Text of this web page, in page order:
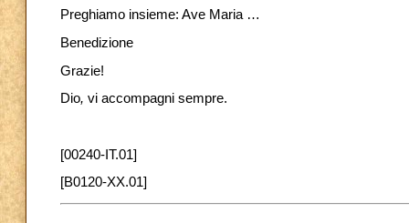
Preghiamo insieme: Ave Maria …
Benedizione
Grazie!
Dio, vi accompagni sempre.
[00240-IT.01]
[B0120-XX.01]